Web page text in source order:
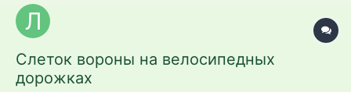
Слеток вороны на велосипедных
дорожках